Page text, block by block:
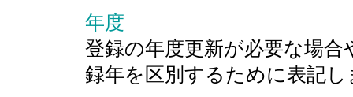
年度
登録の年度更新が必要な場合
録年を区別するために表記し